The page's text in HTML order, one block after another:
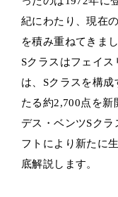
紀にわたり、現在
を積み重ねてきま
Sクラスはフェイ
は、Sクラスを構
たる約2,700点を新
デス・ベンツSク
フトにより新たに
底解説します。